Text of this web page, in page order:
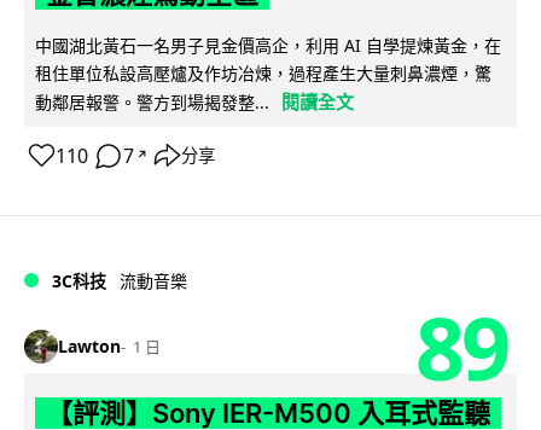
中國湖北黃石一名男子見金價高企，利用 AI 自學提煉黃金，在
租住單位私設高壓爐及作坊冶煉，過程產生大量刺鼻濃煙，驚
動鄰居報警。警方到場揭發整...
閱讀全文
110 7 ↗ 分享
3C科技 流動音樂
Lawton 1 日 89
【評測】Sony IER-M500 入耳式監聽